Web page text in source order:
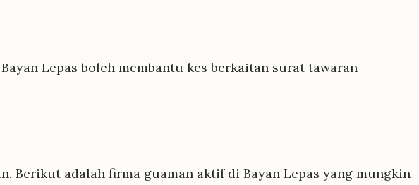
Lepas boleh membantu kes berkaitan surat tawaran
Berikut adalah firma guaman aktif di Bayan Lepas yang mungkin